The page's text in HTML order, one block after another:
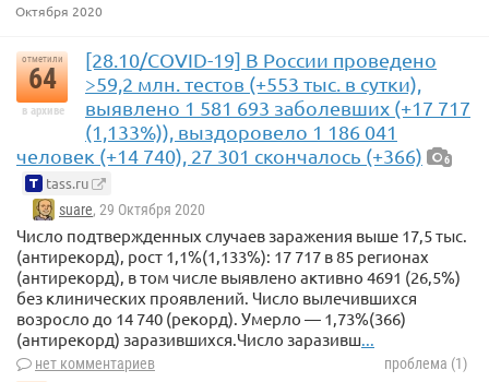
Октября 2020
отметили
64
в архиве
[28.10/COVID-19] В России проведено
>59,2 млн. тестов (+553 тыс. в сутки),
выявлено 1 581 693 заболевших (+17 717
(1,133%)), выздоровело 1 186 041
человек (+14 740), 27 301 скончалось (+366)
6
tass.ru
suare, 29 Октября 2020
Число подтвержденных случаев заражения выше 17,5 тыс.
(антирекорд), рост 1,1%(1,133%): 17 717 в 85 регионах
(антирекорд), в том числе выявлено активно 4691 (26,5%)
без клинических проявлений. Число вылечившихся
возросло до 14 740 (рекорд). Умерло — 1,73%(366)
(антирекорд) заразившихся.Число заразивш
нет комментариев
проблема (1)